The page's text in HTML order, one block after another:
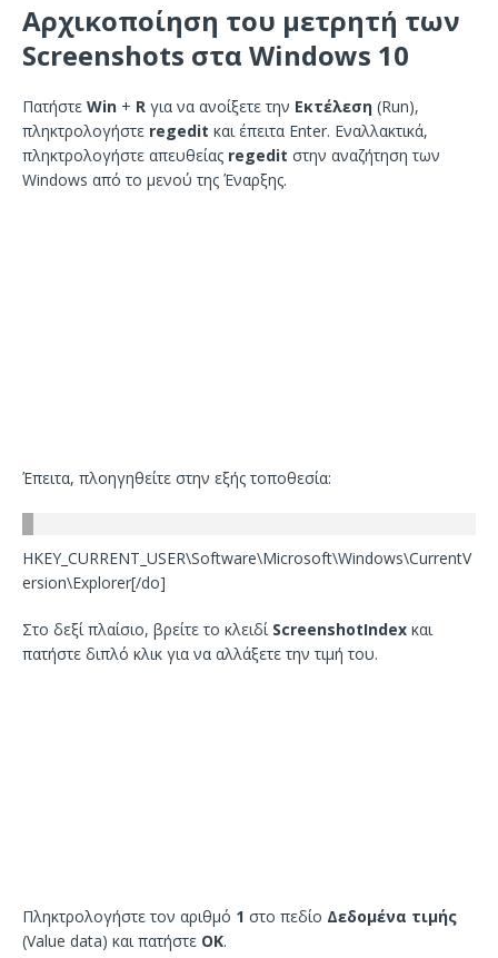
Αρχικοποίηση του μετρητή των
Screenshots στα Windows 10
Πατήστε Win + R για να ανοίξετε την Εκτέλεση (Run),
πληκτρολογήστε regedit και έπειτα Enter. Εναλλακτικά,
πληκτρολογήστε απευθείας regedit στην αναζήτηση των
Windows από το μενού της Έναρξης.
Έπειτα, πλοηγηθείτε στην εξής τοποθεσία:
HKEY_CURRENT_USER\Software\Microsoft\Windows\CurrentV
ersion\Explorer[/do]
Στο δεξί πλαίσιο, βρείτε το κλειδί ScreenshotIndex και
πατήστε διπλό κλικ για να αλλάξετε την τιμή του.
Πληκτρολογήστε τον αριθμό 1 στο πεδίο Δεδομένα τιμής
(Value data) και πατήστε ΟΚ.